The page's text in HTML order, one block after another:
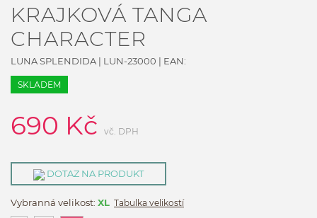
KRAJKOVÁ TANGA
CHARACTER
LUNA SPLENDIDA | LUN-23000 | EAN:
SKLADEM
690 Kč vč. DPH
DOTAZ NA PRODUKT
Vybranná velikost: XL Tabulka velikostí